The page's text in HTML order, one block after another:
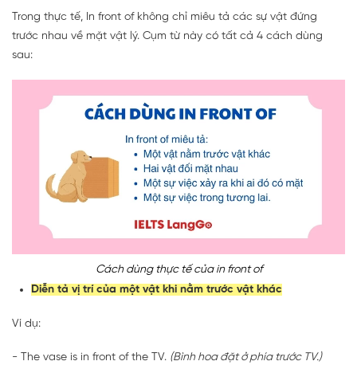
Trong thực tế, In front of không chỉ miêu tả các sự vật đứng
trước nhau về mặt vật lý. Cụm từ này có tất cả 4 cách dùng
sau:
Cách dùng thực tế của in front of
Diễn tả vị trí của một vật khi nằm trước vật khác
Ví dụ:
- The vase is in front of the TV. (Bình hoa đặt ở phía trước TV.)